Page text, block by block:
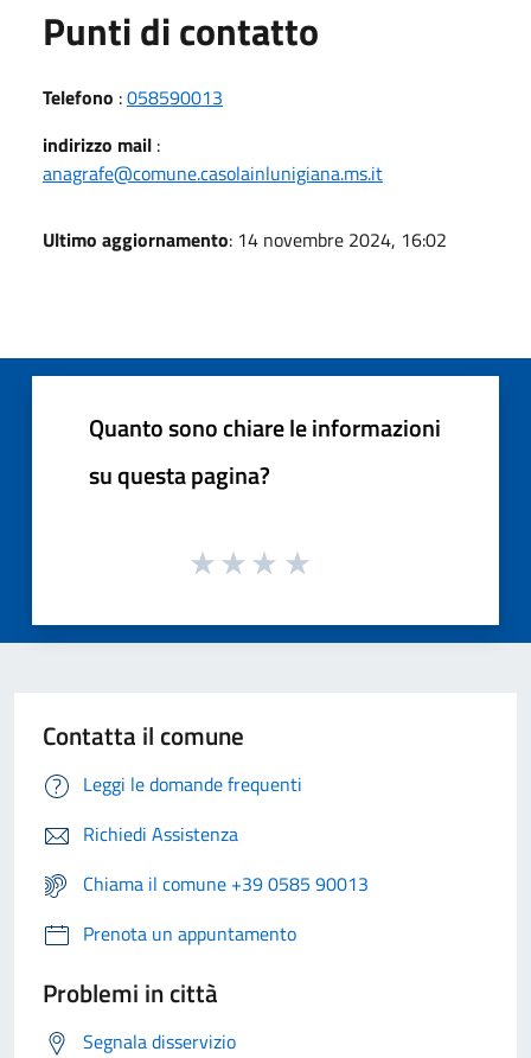
Punti di contatto
Telefono :058590013
indirizzo mail :
anagrafe@comune.casolainlunigiana.ms.it
Ultimo aggiornamento: 14 novembre 2024, 16:02
Quanto sono chiare le informazioni
su questa pagina?
Contatta il comune
Leggi le domande frequenti
Richiedi Assistenza
Chiama il comune +39 0585 90013
Prenota un appuntamento
Problemi in città
Segnala disservizio